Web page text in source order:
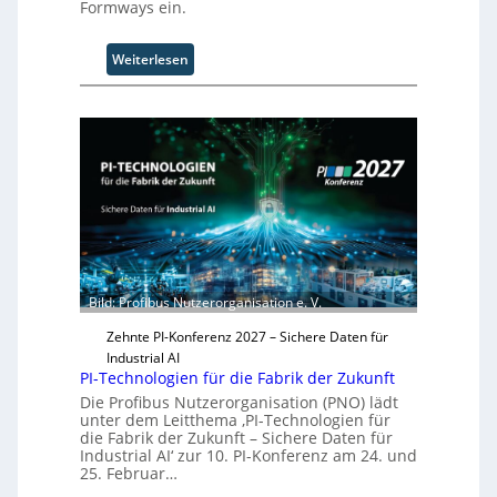
O
r
g
h
t
w
e
i
t
e
r
Formways ein.
Weiterlesen:
S
l
d
S
y
s
t
e
m
T
e
m
t
r
i
t
Bild: Profibus Nutzerorganisation e. V.
Zehnte PI-Konferenz 2027 – Sichere Daten für
Industrial AI
PI-Technologien für die Fabrik der Zukunft
Die Profibus Nutzerorganisation (PNO) lädt
unter dem Leitthema ‚PI-Technologien für
die Fabrik der Zukunft – Sichere Daten für
Industrial AI‘ zur 10. PI-Konferenz am 24. und
25. Februar…